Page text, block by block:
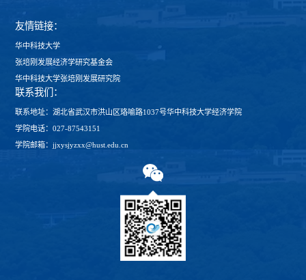
友情链接：
华中科技大学
张培刚发展经济学研究基金会
华中科技大学张培刚发展研究院
联系我们：
联系地址：湖北省武汉市洪山区珞喻路1037号华中科技大学经济学院
学院电话：027-87543151
学院邮箱：jjxysjyzxx@hust.edu.cn